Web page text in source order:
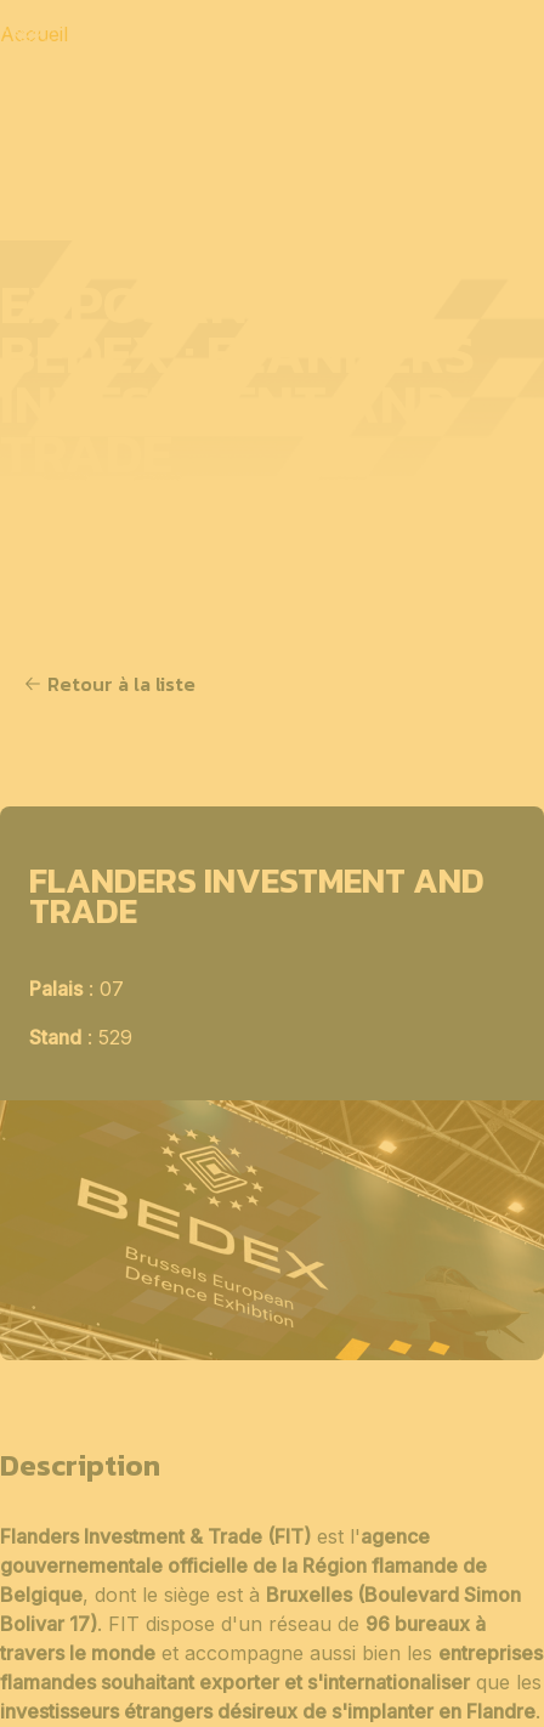
Accueil
Retour à la liste
FLANDERS INVESTMENT AND
TRADE
Palais: 07
Stand : 529
Description
Flanders Investment & Trade (FIT) est l'agence
gouvernementale officielle de la Région flamande de
Belgique, dont le siège est à Bruxelles (Boulevard Simon
Bolivar 17). FIT dispose d'un réseau de 96 bureaux à
travers le monde et accompagne aussi bien les entreprises
flamandes souhaitant exporter et s'internationaliser que les
investisseurs étrangers désireux de s'implanter en Flandre.